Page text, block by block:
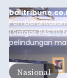
(Satgas PASTI)
pelindungan
meningkatnya
semakin
Nasional